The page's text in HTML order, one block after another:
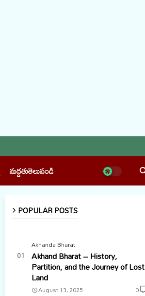
మద్దతుతెలుపండి
POPULAR POSTS
Akhanda Bharat
Akhand Bharat – History,
Partition, and the Journey of Lost
Land
August 13, 2025 0